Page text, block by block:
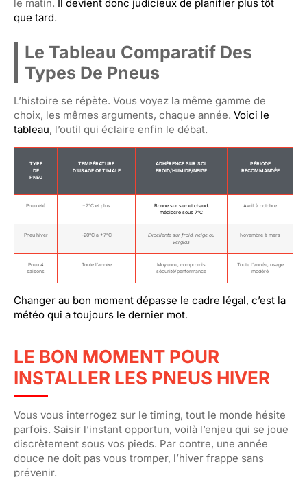
le matin. Il devient donc judicieux de planifier plus tôt
que tard.
Le Tableau Comparatif Des
Types De Pneus
L’histoire se répète. Vous voyez la même gamme de
choix, les mêmes arguments, chaque année. Voici le
tableau, l’outil qui éclaire enfin le débat.
TYPE
DE
PNEU
TEMPÉRATURE
D’USAGE OPTIMALE
ADHÉRENCE SUR SOL
FROID/HUMIDE/NEIGE
PÉRIODE
RECOMMANDÉE
Pneu été +7°C et plus
Bonne sur sec et chaud,
médiocre sous 7°C
Avril à octobre
Pneu hiver -20°C à +7°C
Excellente sur froid, neige ou
verglas
Novembre à mars
Pneu 4
saisons
Toute l’année
Moyenne, compromis
sécurité/performance
Toute l’année, usage
modéré
Changer au bon moment dépasse le cadre légal, c’est la
météo qui a toujours le dernier mot.
LE BON MOMENT POUR
INSTALLER LES PNEUS HIVER
Vous vous interrogez sur le timing, tout le monde hésite
parfois. Saisir l’instant opportun, voilà l’enjeu qui se joue
discrètement sous vos pieds. Par contre, une année
douce ne doit pas vous tromper, l’hiver frappe sans
prévenir.